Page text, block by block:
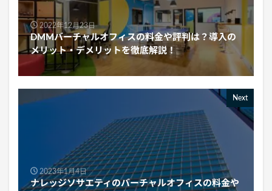
2022年12月23日
DMMバーチャルオフィスの料金や評判は？導入の
メリット・デメリットを徹底解説！
Next
2023年1月4日
ナレッジソサエティのバーチャルオフィスの料金や